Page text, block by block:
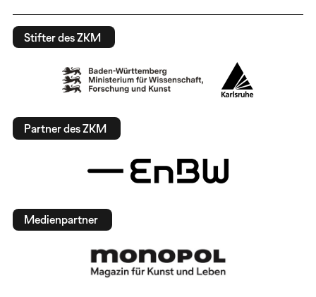
Stifter des ZKM
Partner des ZKM
Medienpartner